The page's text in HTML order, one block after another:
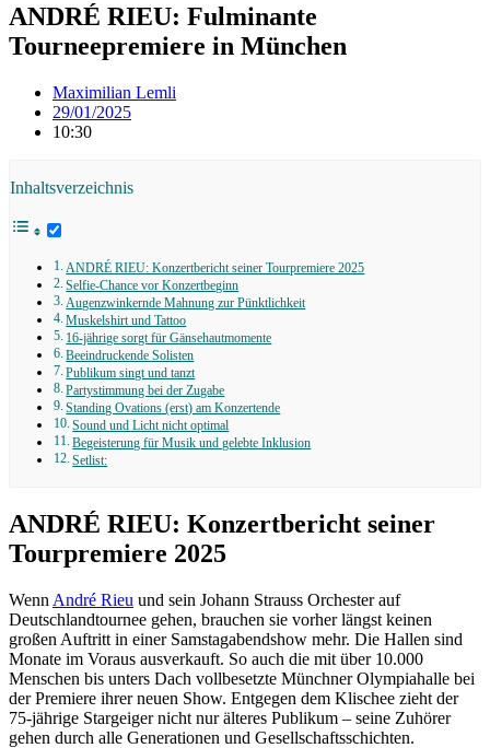
ANDRÉ RIEU: Fulminante
Tourneepremiere in München
Maximilian Lemli
29/01/2025
10:30
Inhaltsverzeichnis
ANDRÉ RIEU: Konzertbericht seiner Tourpremiere 2025
Selfie-Chance vor Konzertbeginn
Augenzwinkernde Mahnung zur Pünktlichkeit
Muskelshirt und Tattoo
16-jährige sorgt für Gänsehautmomente
Beeindruckende Solisten
Publikum singt und tanzt
Partystimmung bei der Zugabe
Standing Ovations (erst) am Konzertende
Sound und Licht nicht optimal
Begeisterung für Musik und gelebte Inklusion
Setlist:
ANDRÉ RIEU: Konzertbericht seiner
Tourpremiere 2025
Wenn André Rieu und sein Johann Strauss Orchester auf
Deutschlandtournee gehen, brauchen sie vorher längst keinen
großen Auftritt in einer Samstagabendshow mehr. Die Hallen sind
Monate im Voraus ausverkauft. So auch die mit über 10.000
Menschen bis unters Dach vollbesetzte Münchner Olympiahalle bei
der Premiere ihrer neuen Show. Entgegen dem Klischee zieht der
75-jährige Stargeiger nicht nur älteres Publikum – seine Zuhörer
gehen durch alle Generationen und Gesellschaftsschichten.